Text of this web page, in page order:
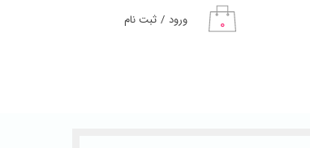
۰ ورود / ثبت نام